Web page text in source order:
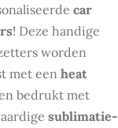
car
! Deze handige
worden
met een heat
bedrukt met
sublimatie-